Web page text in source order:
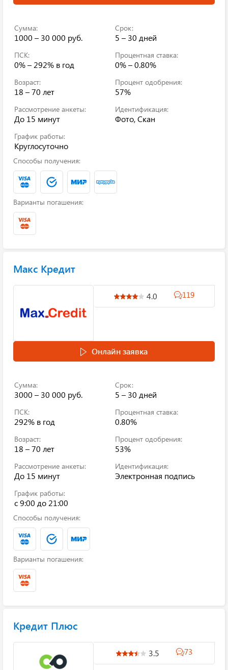
Сумма:
1000 – 30 000 руб.
Срок:
5 – 30 дней
ПСК:
0% – 292% в год
Процентная ставка:
0% – 0.80%
Возраст:
18 – 70 лет
Процент одобрения:
57%
Рассмотрение анкеты:
До 15 минут
Идентификация:
Фото, Скан
График работы:
Круглосуточно
Способы получения:
Варианты погашения:
Макс Кредит
4.0 119
Онлайн заявка
Сумма:
3000 – 30 000 руб.
Срок:
5 – 30 дней
ПСК:
292% в год
Процентная ставка:
0.80%
Возраст:
18 – 70 лет
Процент одобрения:
53%
Рассмотрение анкеты:
До 15 минут
Идентификация:
Электронная подпись
График работы:
c 9:00 до 21:00
Способы получения:
Варианты погашения:
Кредит Плюс
3.5 73